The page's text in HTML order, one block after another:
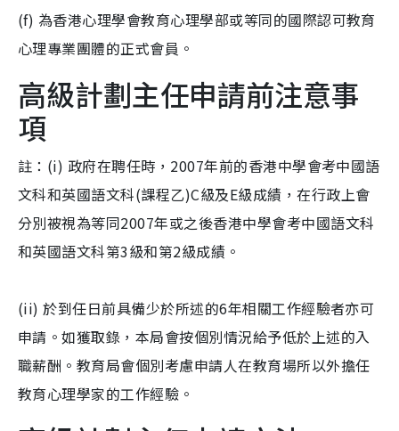
(f) 為香港心理學會教育心理學部或等同的國際認可教育
心理專業團體的正式會員。
高級計劃主任申請前注意事
項
註：(i) 政府在聘任時，2007年前的香港中學會考中國語
文科和英國語文科(課程乙)C級及E級成績，在行政上會
分別被視為等同2007年或之後香港中學會考中國語文科
和英國語文科第3級和第2級成績。
(ii) 於到任日前具備少於所述的6年相關工作經驗者亦可
申請。如獲取錄，本局會按個別情況給予低於上述的入
職薪酬。教育局會個別考慮申請人在教育場所以外擔任
教育心理學家的工作經驗。